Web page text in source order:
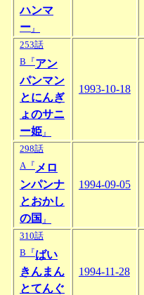
ハンマ
ー 』
253話
B『アン
パンマン
とにんぎ
ょのサニ
ー姫 』
1993-10-18
298話
A『 メロ
ンパンナ
とおかし
の国 』
1994-09-05
310話
B『ばい
きんまん
とてんぐ
1994-11-28